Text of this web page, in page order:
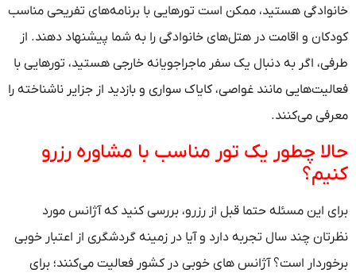
خانوادگی هستید، ممکن است تورهایی با برنامه‌های تفریحی مناسب
کودکان و اقامت در هتل‌های خانوادگی را به شما پیشنهاد دهند. از
طرفی، اگر به دنبال یک سفر ماجراجویانه خارجی هستید، تورهایی با
فعالیت‌هایی مانند غواصی، کایاک سواری و بازدید از جزایر ناشناخته را
معرفی می‌کنند.
حالا چطور یک تور مناسب با مشاوره رزرو
کنیم؟
برای این مسئله حتما قبل از رزرو، بررسی کنید که آژانس مورد
نظرتان چند سال تجربه دارد و آیا در زمینه گردشگری از اعتبار خوبی
برخوردار است؟ آژانس های خوبی در کشور فعالیت می‌کنند؛ برای